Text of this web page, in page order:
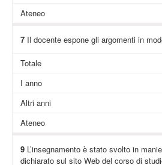
Ateneo
7Il docente espone gli argomenti in
Totale
I anno
Altri anni
Ateneo
9L’insegnamento è stato svolto in
dichiarato sul sito Web del corso di